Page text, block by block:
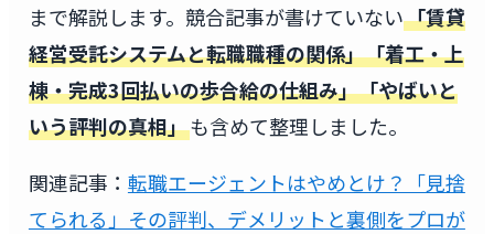
まで解説します。競合記事が書けていない「賃貸
経営受託システムと転職職種の関係」「着工・上
棟・完成3回払いの歩合給の仕組み」「やばいと
いう評判の真相」も含めて整理しました。
関連記事： 転職エージェントはやめとけ？「見捨
てられる」その評判、デメリットと裏側をプロが